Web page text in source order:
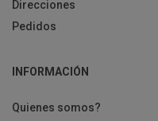
Direcciones
Pedidos
INFORMACIÓN
Quienes somos?